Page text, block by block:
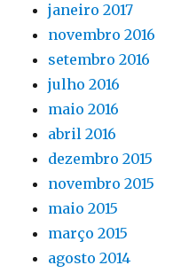
janeiro 2017
novembro 2016
setembro 2016
julho 2016
maio 2016
abril 2016
dezembro 2015
novembro 2015
maio 2015
março 2015
agosto 2014